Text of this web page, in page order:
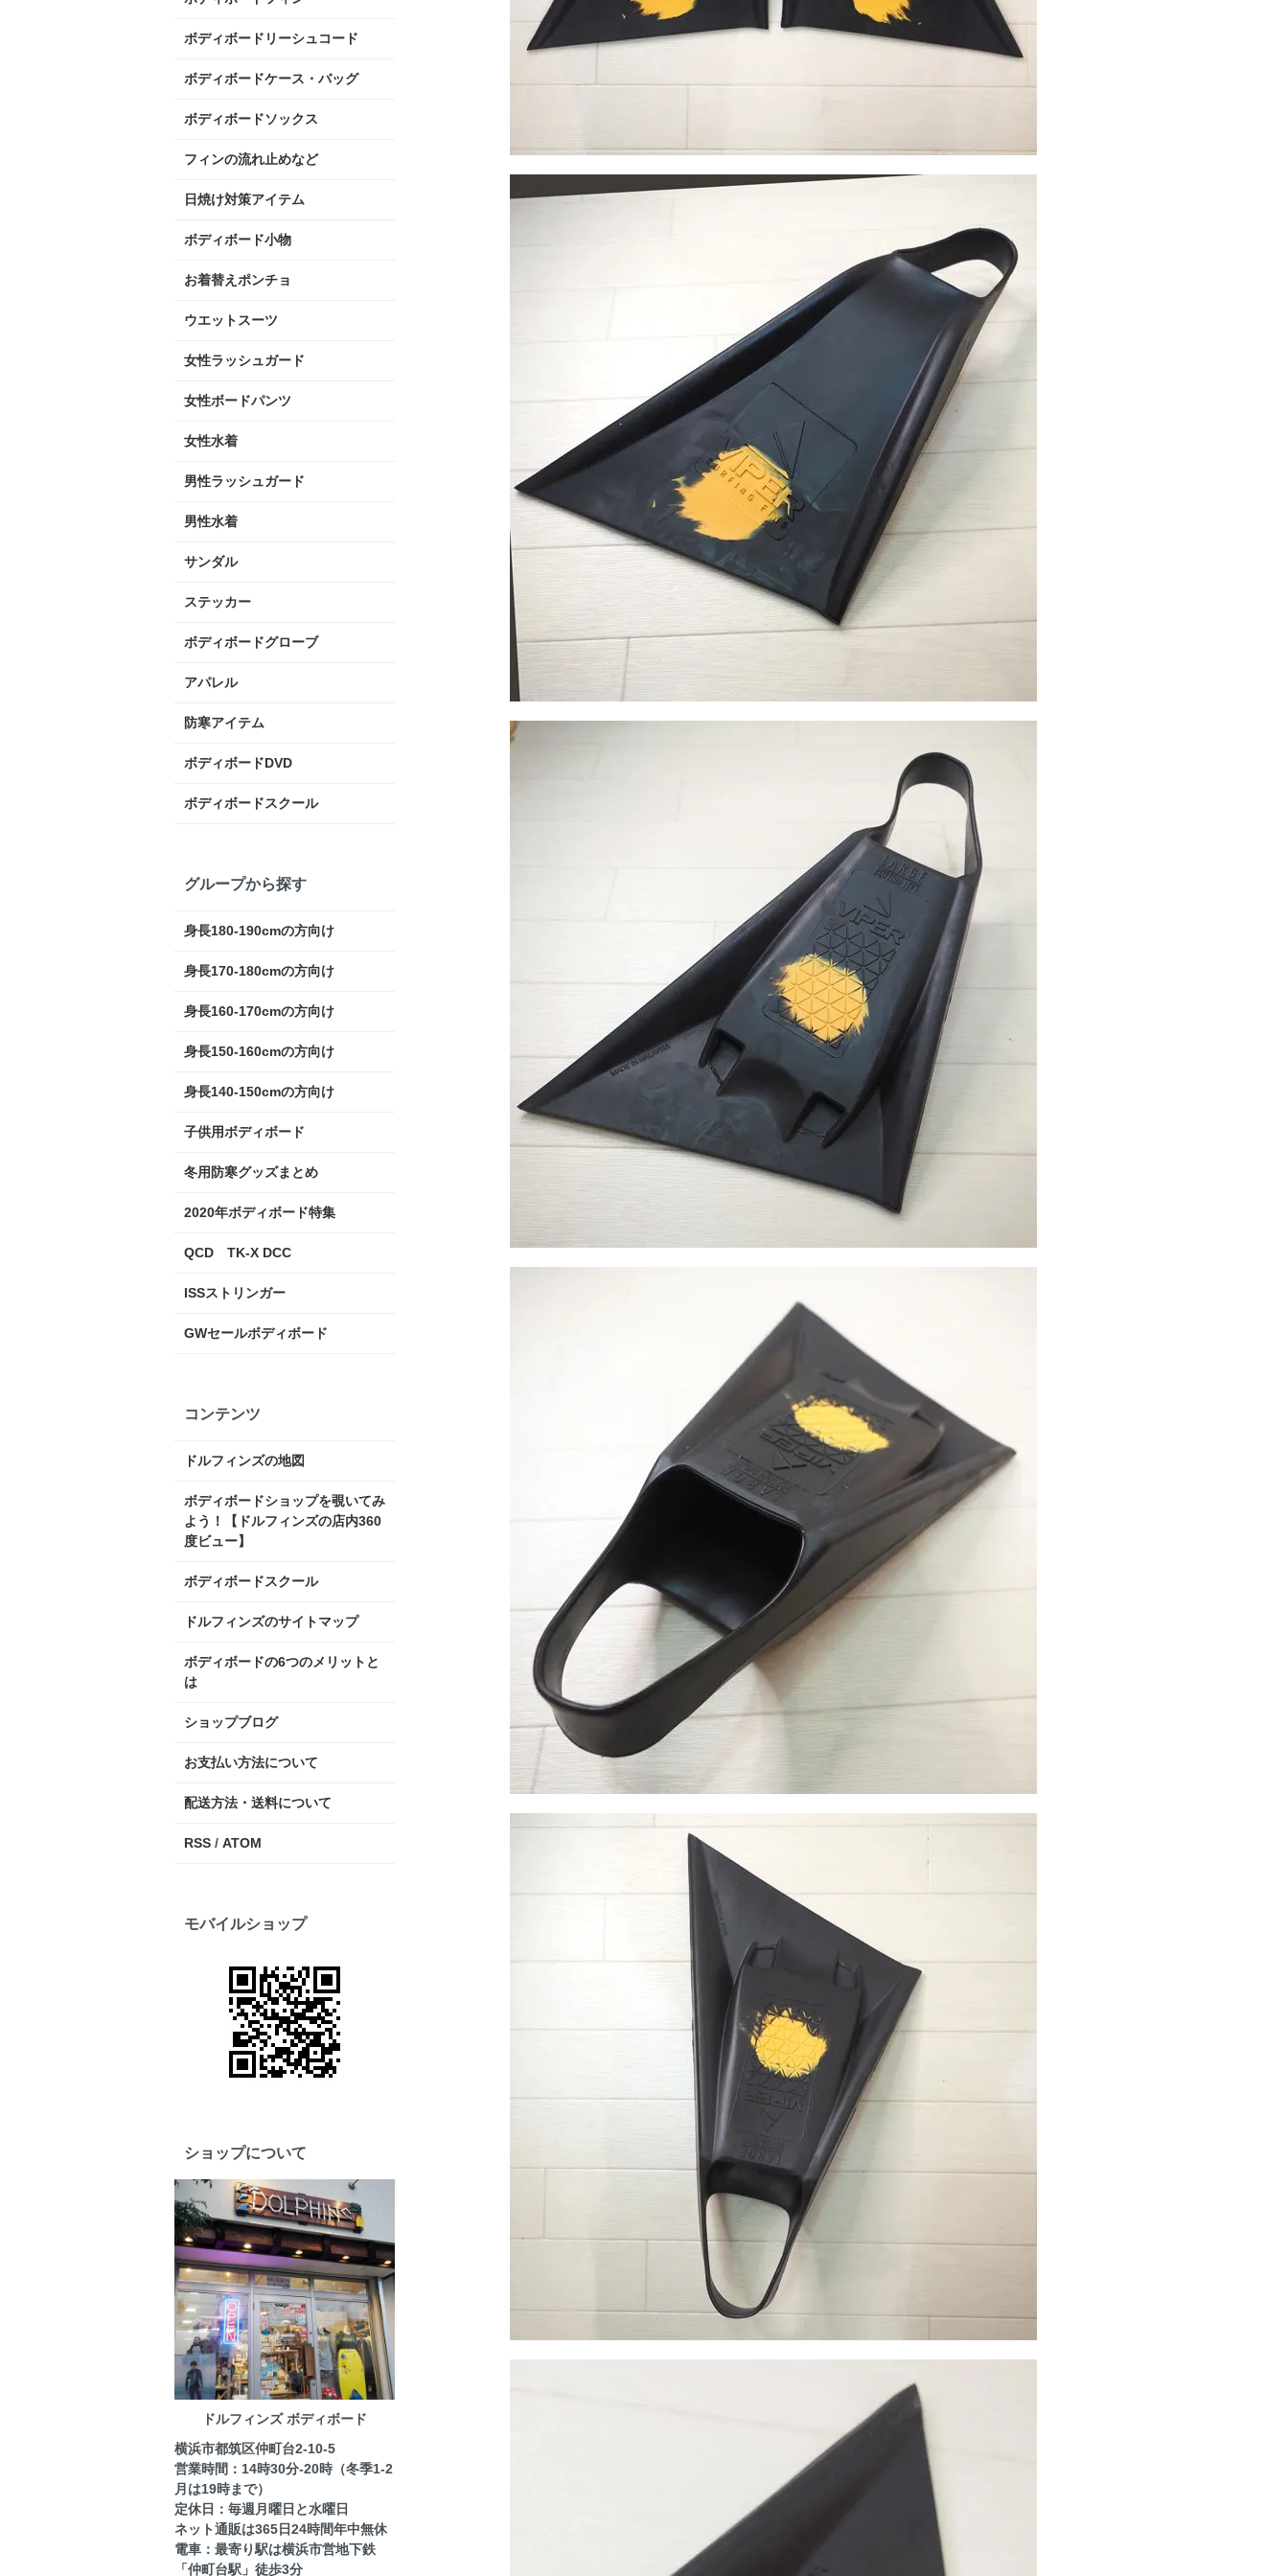
ボディボードリーシュコード
ボディボードケース・バッグ
ボディボードソックス
フィンの流れ止めなど
日焼け対策アイテム
ボディボード小物
お着替えポンチョ
ウエットスーツ
女性ラッシュガード
女性ボードパンツ
女性水着
男性ラッシュガード
男性水着
サンダル
ステッカー
ボディボードグローブ
アパレル
防寒アイテム
ボディボードDVD
ボディボードスクール
グループから探す
身長180-190cmの方向け
身長170-180cmの方向け
身長160-170cmの方向け
身長150-160cmの方向け
身長140-150cmの方向け
子供用ボディボード
冬用防寒グッズまとめ
2020年ボディボード特集
QCD TK-X DCC
ISSストリンガー
GWセールボディボード
コンテンツ
ドルフィンズの地図
ボディボードショップを覗いてみ
よう！【ドルフィンズの店内360
度ビュー】
ボディボードスクール
ドルフィンズのサイトマップ
ボディボードの6つのメリットと
は
ショップブログ
お支払い方法について
配送方法・送料について
RSS / ATOM
モバイルショップ
ショップについて
ドルフィンズ ボディボード
横浜市都筑区仲町台2-10-5
営業時間：14時30分-20時（冬季1-2
月は19時まで）
定休日：毎週月曜日と水曜日
ネット通販は365日24時間年中無休
電車：最寄り駅は横浜市営地下鉄
「仲町台駅」徒歩3分